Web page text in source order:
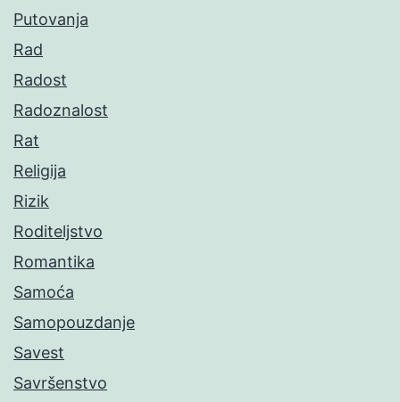
Putovanja
Rad
Radost
Radoznalost
Rat
Religija
Rizik
Roditeljstvo
Romantika
Samoća
Samopouzdanje
Savest
Savršenstvo